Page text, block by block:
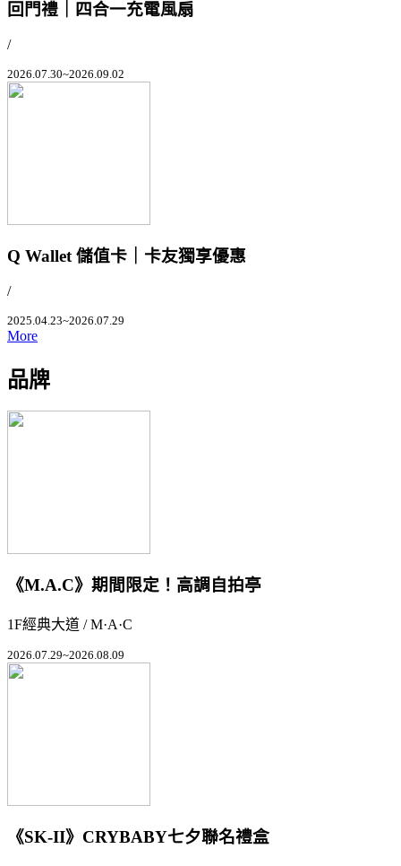
回門禮｜四合一充電風扇
/
2026.07.30~2026.09.02
Q Wallet 儲值卡｜卡友獨享優惠
/
2025.04.23~2026.07.29
More
品牌
《M.A.C》期間限定！高調自拍亭
1F經典大道 / M·A·C
2026.07.29~2026.08.09
《SK-II》CRYBABY七夕聯名禮盒